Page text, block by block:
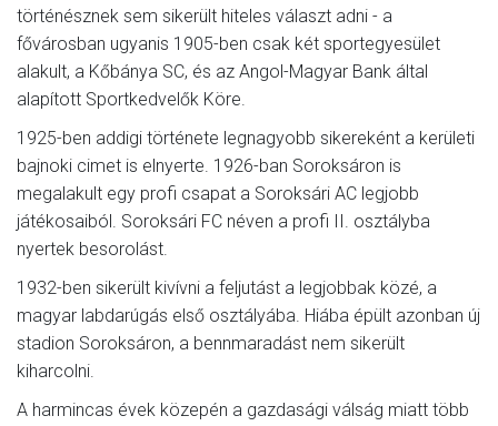
történésznek sem sikerült hiteles választ adni - a
fővárosban ugyanis 1905-ben csak két sportegyesület
alakult, a Kőbánya SC, és az Angol-Magyar Bank által
alapított Sportkedvelők Köre.
1925-ben addigi története legnagyobb sikereként a kerületi
bajnoki cimet is elnyerte. 1926-ban Soroksáron is
megalakult egy profi csapat a Soroksári AC legjobb
játékosaiból. Soroksári FC néven a profi II. osztályba
nyertek besorolást.
1932-ben sikerült kivívni a feljutást a legjobbak közé, a
magyar labdarúgás első osztályába. Hiába épült azonban új
stadion Soroksáron, a bennmaradást nem sikerült
kiharcolni.
A harmincas évek közepén a gazdasági válság miatt több